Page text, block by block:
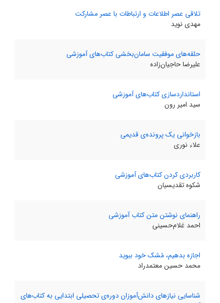
تلاقى عصر اطلاعات و ارتباطات با عصر مشارکت
مهدى نوید
حلقه‌هاى موفقیت سامان‌بخشى کتاب‌هاى آموزشى
علیرضا حاجیان‌زاده
استانداردسازى کتاب‌هاى آموزشى
سید امیر رون
بازخوانى یک پرونده‌ى قدیمى
علاء نورى
کاربردى کردن کتاب‌هاى آموزشى
شکوه تقدیسیان
راهنماى نوشتن متن کتاب آموزشى
احمد غلام‌حسینى
اجازه بدهیم، مُشک خود ببوید
محمد حسین معتمدراد
شناسایى نیازهاى دانش‌آموزان دوره‌ى تحصیلى ابتدایى به کتاب‌هاى